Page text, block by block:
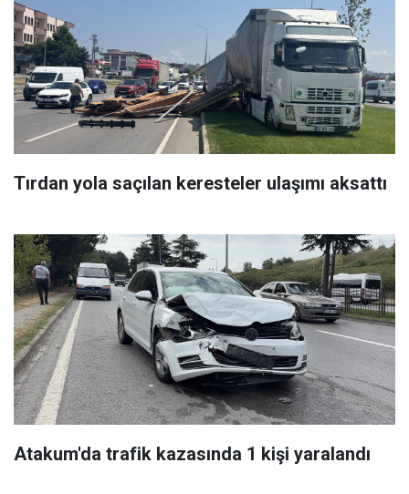
Tırdan yola saçılan keresteler ulaşımı aksattı
Atakum'da trafik kazasında 1 kişi yaralandı